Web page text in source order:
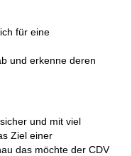
für eine
und erkenne deren
und mit viel
Ziel einer
das möchte der CDV